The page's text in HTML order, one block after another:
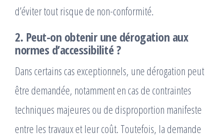
d’éviter tout risque de non-conformité.
2. Peut-on obtenir une dérogation aux
normes d’accessibilité ?
Dans certains cas exceptionnels, une dérogation peut
être demandée, notamment en cas de contraintes
techniques majeures ou de disproportion manifeste
entre les travaux et leur coût. Toutefois, la demande